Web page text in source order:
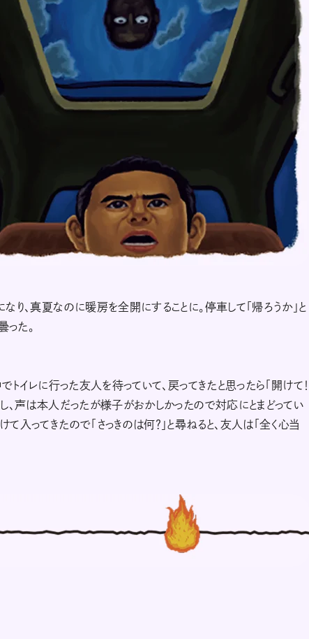
り、真夏なのに暖房を全開にすることに。停車して「帰ろうか」と
た。
トイレに行った友人を待っていて、戻ってきたと思ったら「開けて！
し、声は本人だったが様子がおかしかったので対応にとまどってい
入ってきたので「さっきのは何？」と尋ねると、友人は「全く心当